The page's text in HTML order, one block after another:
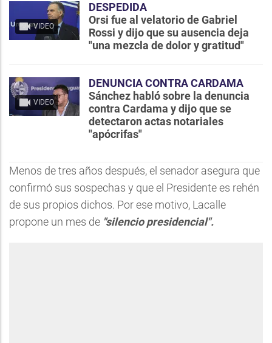
VIDEO
DESPEDIDA
Orsi fue al velatorio de Gabriel
Rossi y dijo que su ausencia deja
"una mezcla de dolor y gratitud"
VIDEO
DENUNCIA CONTRA CARDAMA
Sánchez habló sobre la denuncia
contra Cardama y dijo que se
detectaron actas notariales
"apócrifas"
Menos de tres años después, el senador asegura que
confirmó sus sospechas y que el Presidente es rehén
de sus propios dichos. Por ese motivo, Lacalle
propone un mes de "silencio presidencial".